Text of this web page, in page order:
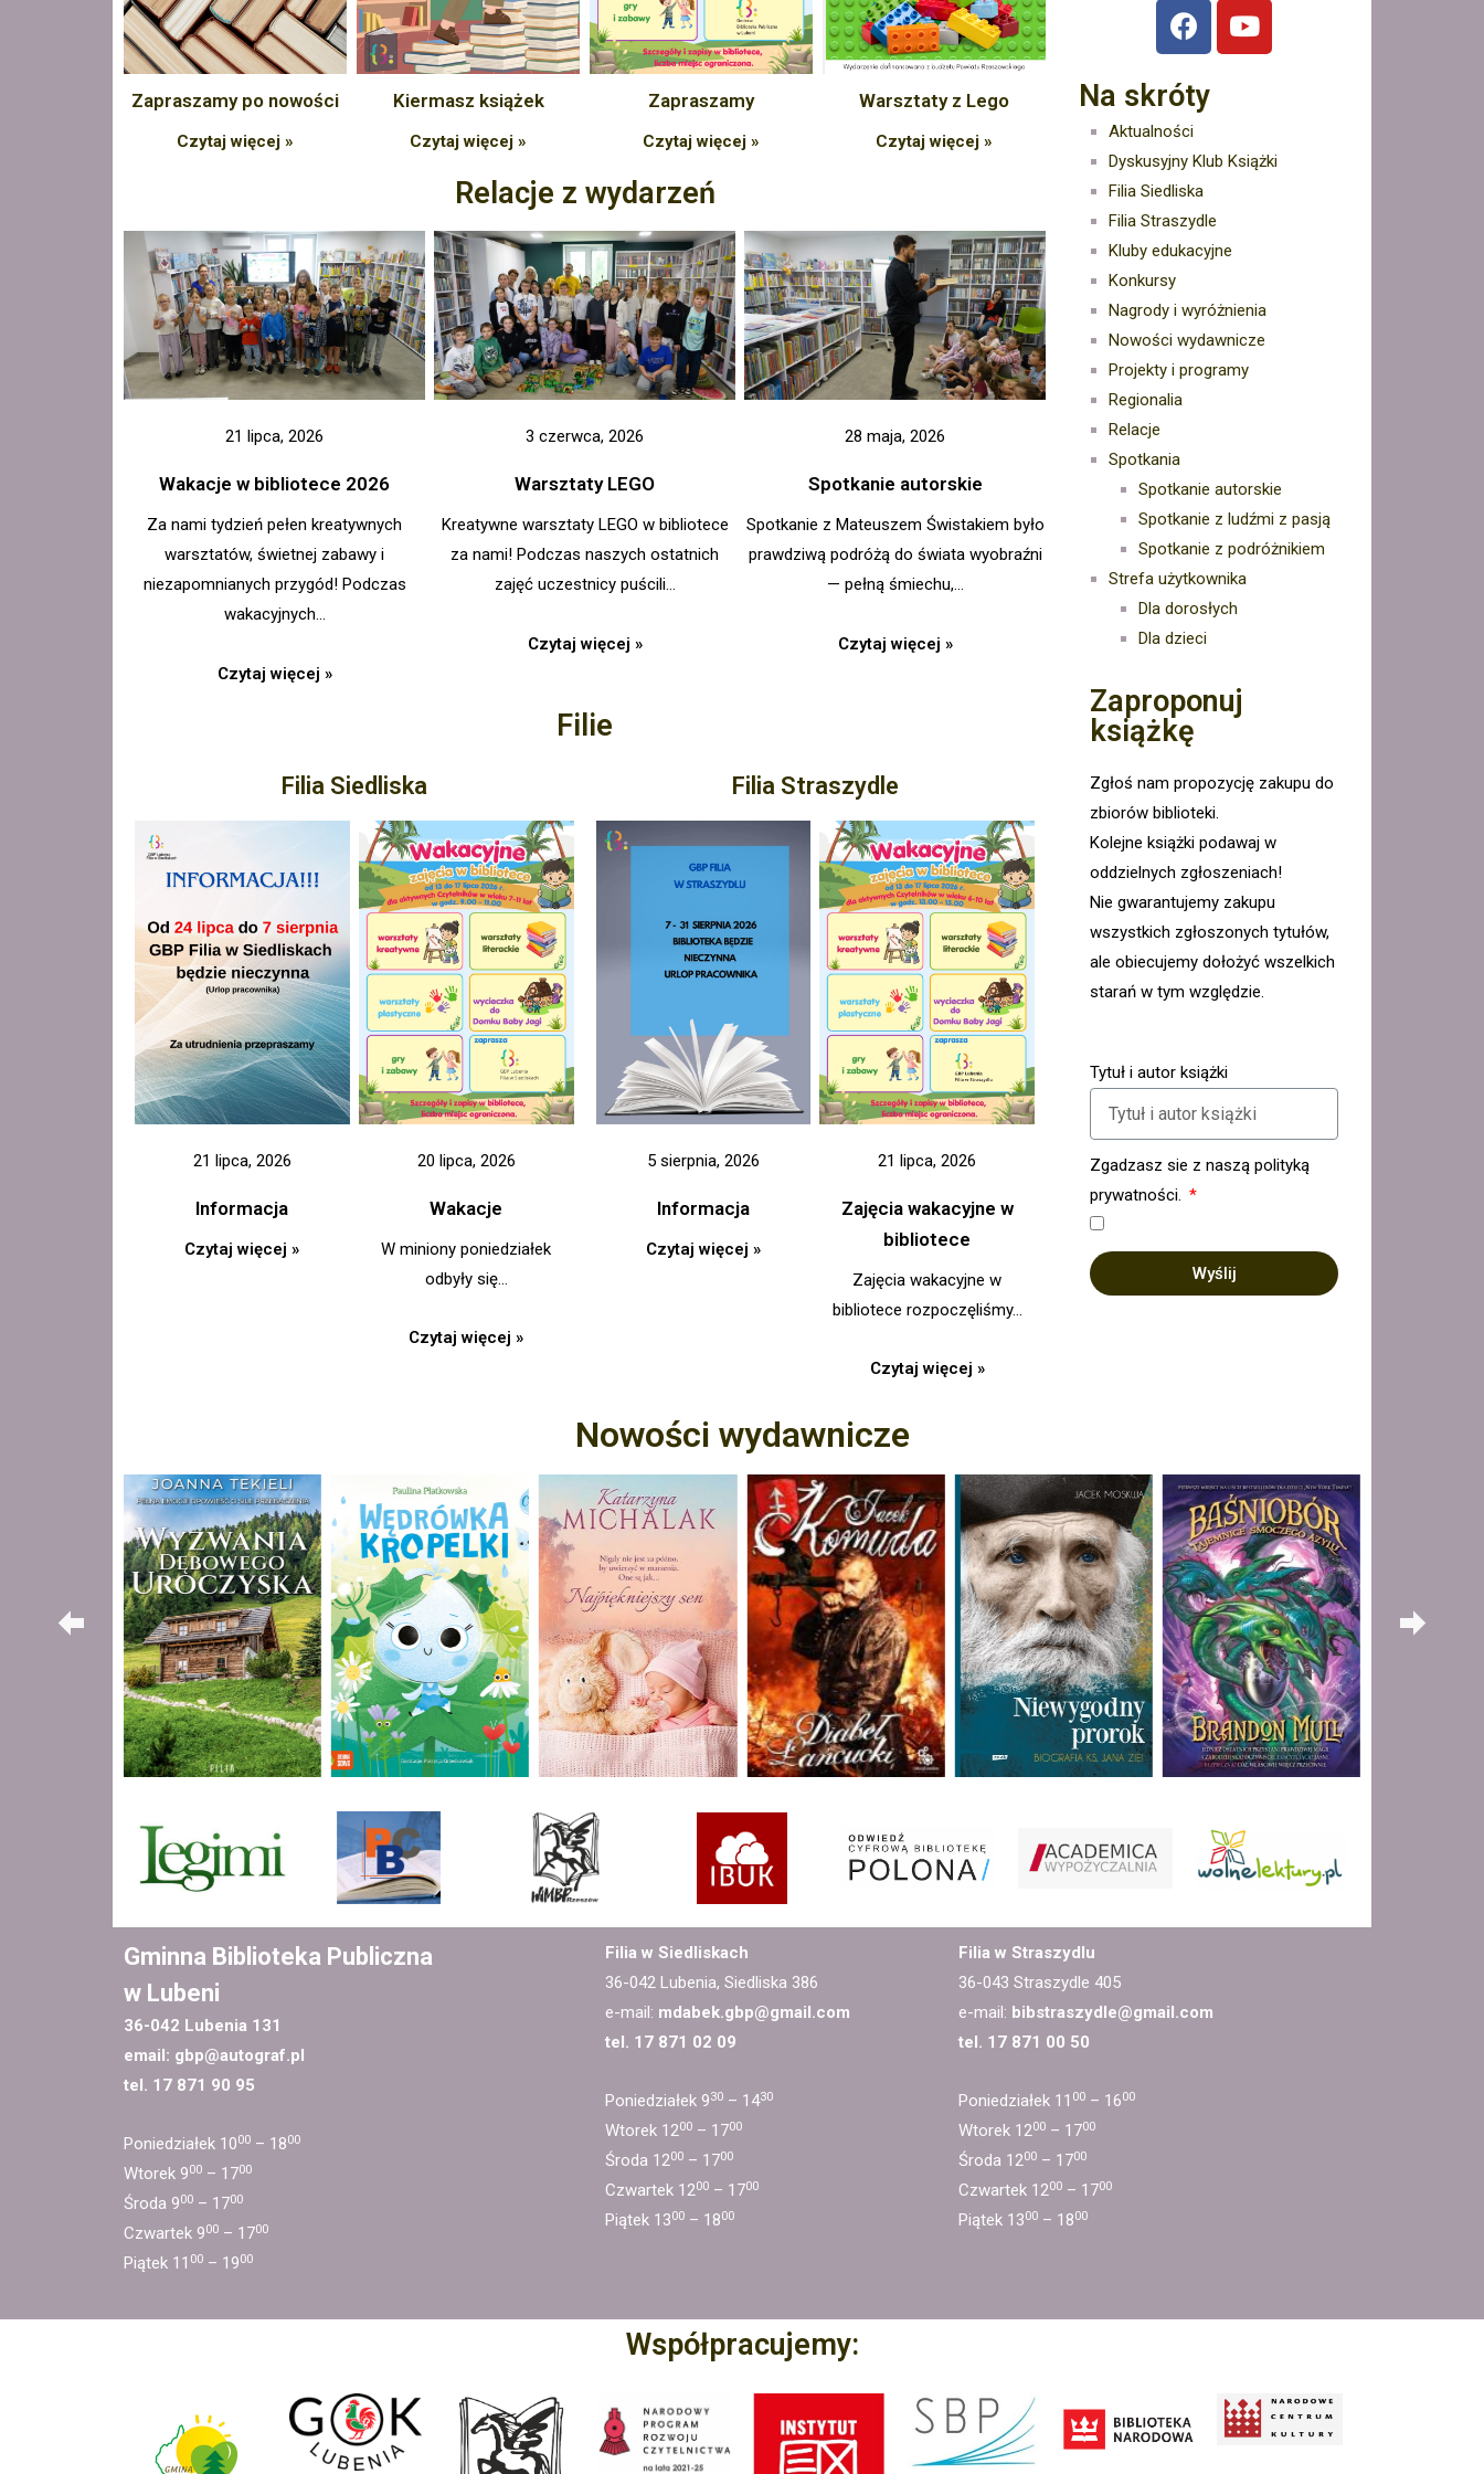
Zapraszamy po nowości
Czytaj więcej »
Kiermasz książek
Czytaj więcej »
Zapraszamy
Czytaj więcej »
Warsztaty z Lego
Czytaj więcej »
Relacje z wydarzeń
21 lipca, 2026
Wakacje w bibliotece 2026
Za nami tydzień pełen kreatywnych
warsztatów, świetnej zabawy i
niezapomnianych przygód! Podczas
wakacyjnych…
Czytaj więcej »
3 czerwca, 2026
Warsztaty LEGO
Kreatywne warsztaty LEGO w bibliotece
za nami! Podczas naszych ostatnich
zajęć uczestnicy puścili…
Czytaj więcej »
28 maja, 2026
Spotkanie autorskie
Spotkanie z Mateuszem Świstakiem było
prawdziwą podróżą do świata wyobraźni
— pełną śmiechu,…
Czytaj więcej »
Filie
Filia Siedliska
21 lipca, 2026
Informacja
Czytaj więcej »
20 lipca, 2026
Wakacje
W miniony poniedziałek
odbyły się…
Czytaj więcej »
Filia Straszydle
5 sierpnia, 2026
Informacja
Czytaj więcej »
21 lipca, 2026
Zajęcia wakacyjne w
bibliotece
Zajęcia wakacyjne w
bibliotece rozpoczęliśmy…
Czytaj więcej »
Na skróty
Aktualności
Dyskusyjny Klub Książki
Filia Siedliska
Filia Straszydle
Kluby edukacyjne
Konkursy
Nagrody i wyróżnienia
Nowości wydawnicze
Projekty i programy
Regionalia
Relacje
Spotkania
Spotkanie autorskie
Spotkanie z ludźmi z pasją
Spotkanie z podróżnikiem
Strefa użytkownika
Dla dorosłych
Dla dzieci
Zaproponuj
książkę
Zgłoś nam propozycję zakupu do
zbiorów biblioteki.
Kolejne książki podawaj w
oddzielnych zgłoszeniach!
Nie gwarantujemy zakupu
wszystkich zgłoszonych tytułów,
ale obiecujemy dołożyć wszelkich
starań w tym względzie.
Tytuł i autor książki
Zgadzasz sie z naszą polityką
prywatności.
Wyślij
Nowości wydawnicze
Gminna Biblioteka Publiczna
w Lubeni
36-042 Lubenia 131
email: gbp@autograf.pl
tel. 17 871 90 95
Poniedziałek 1000 – 1800
Wtorek 900 – 1700
Środa 900 – 1700
Czwartek 900 – 1700
Piątek 11 00 – 1900
Filia w Siedliskach
36-042 Lubenia, Siedliska 386
e-mail: mdabek.gbp@gmail.com
tel. 17 871 02 09
Poniedziałek 930– 1430
Wtorek 1200– 1700
Środa 1200– 1700
Czwartek 1200– 1700
Piątek 1300– 1800
Filia w Straszydlu
36-043 Straszydle 405
e-mail: bibstraszydle@gmail.com
tel. 17 871 00 50
Poniedziałek 11 00– 1600
Wtorek 1200– 1700
Środa 1200– 1700
Czwartek 1200– 1700
Piątek 1300– 1800
Współpracujemy: